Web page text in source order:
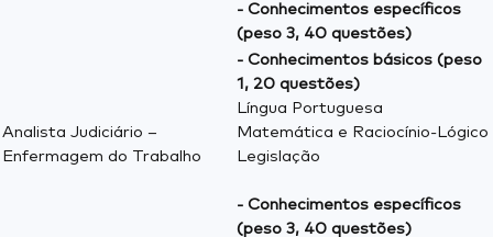
- Conhecimentos específicos
(peso 3, 40 questões)
Analista Judiciário –
Enfermagem do Trabalho
- Conhecimentos básicos (peso
1, 20 questões)
Língua Portuguesa
Matemática e Raciocínio-Lógico
Legislação
- Conhecimentos específicos
(peso 3, 40 questões)